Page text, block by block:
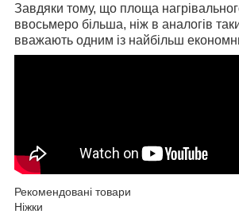
Завдяки тому, що площа
ввосьмеро більша, ніж в аналогів
вважають одним із найбільш
Рекомендовані товари
Ніжки